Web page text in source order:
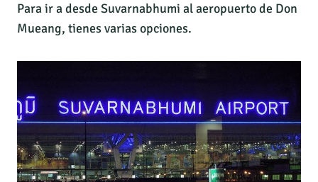
Para ir a desde Suvarnabhumi al aeropuerto de Don
Mueang, tienes varias opciones.